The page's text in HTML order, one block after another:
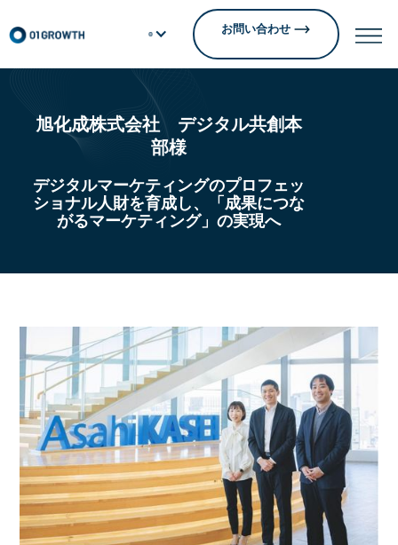
お問い合わせ
旭化成株式会社 デジタル共創本
部様
デジタルマーケティングのプロフェッ
ショナル人財を育成し、「成果につな
がるマーケティング」の実現へ